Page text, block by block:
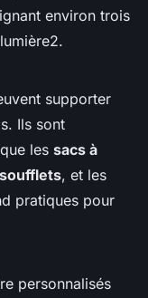
environ trois
supporter
Ils sont
les sacs à
, et les
pratiques pour
personnalisés